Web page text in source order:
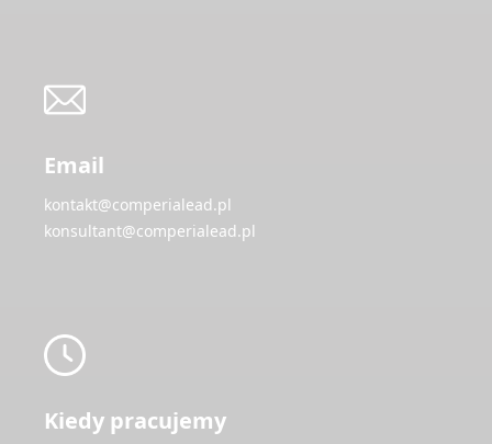
Email
kontakt@comperialead.pl
konsultant@comperialead.pl
Kiedy pracujemy